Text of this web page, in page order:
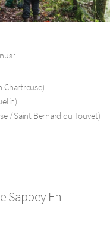
:
Chartreuse)
/ Saint Bernard du Touvet)
Sappey En